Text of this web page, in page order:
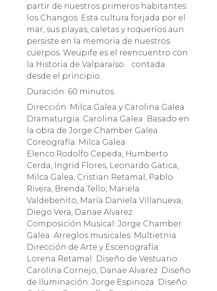
partir de nuestros primeros habitantes:
los Changos. Esta cultura forjada por el
mar, sus playas, caletas y roqueríos aun
persiste en la memoria de nuestros
cuerpos. Weupife es el reencuentro con
la Historia de Valparaíso… contada
desde el principio.
Duración: 60 minutos
Dirección: Milca Galea y Carolina Galea
Dramaturgia: Carolina Galea Basado en
la obra de Jorge Chamber Galea
Coreografía: Milca Galea
Elenco:Rodolfo Cepeda, Humberto
Cerda, Ingrid Flores, Leonardo Gatica,
Milca Galea, Cristian Retamal, Pablo
Rivera, Brenda Tello, Mariela
Valdebenito, María Daniela Villanueva,
Diego Vera, Danae Alvarez.
Composición Musical: Jorge Chamber
Galea Arreglos musicales: Multietnia
Dirección de Arte y Escenografía:
Lorena Retamal Diseño de Vestuario:
Carolina Cornejo, Danae Alvarez Diseño
de Iluminación: Jorge Espinoza Diseño